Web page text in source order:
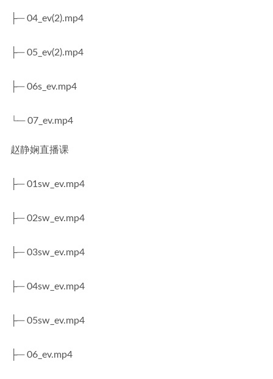
├─ 04_ev(2).mp4
├─ 05_ev(2).mp4
├─ 06s_ev.mp4
└─ 07_ev.mp4
赵静娴直播课
├─ 01sw_ev.mp4
├─ 02sw_ev.mp4
├─ 03sw_ev.mp4
├─ 04sw_ev.mp4
├─ 05sw_ev.mp4
├─ 06_ev.mp4